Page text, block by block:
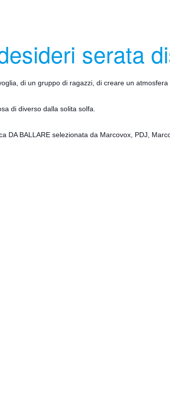
serata
di un gruppo di ragazzi, di creare un atmosfera
di diverso dalla solita solfa.
DA BALLARE selezionata da Marcovox , PDJ,